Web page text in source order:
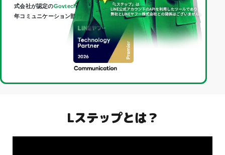
式会社が認定のGovtech Partnerであり、Technology Partner（2026
年コミュニケーション部門・最上位「Premier」）に認定されました。
Lステップとは？